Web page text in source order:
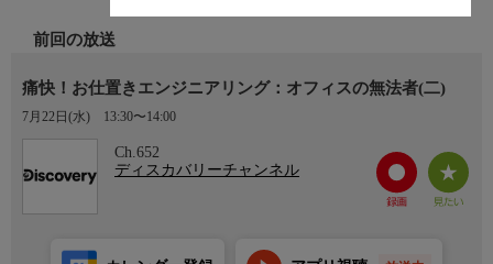
前回の放送
痛快！お仕置きエンジニアリング：オフィスの無法者(二)
7月22日(水) 13:30〜14:00
Ch.652
ディスカバリーチャンネル